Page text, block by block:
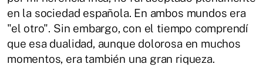
en la sociedad española. En ambos mundos era
"el otro". Sin embargo, con el tiempo comprendí
que esa dualidad, aunque dolorosa en muchos
momentos, era también una gran riqueza.